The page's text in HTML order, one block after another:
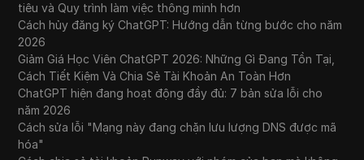
tiêu và Quy trình làm việc thông minh hơn
Cách hủy đăng ký ChatGPT: Hướng dẫn từng bước cho năm
2026
Giảm Giá Học Viên ChatGPT 2026: Những Gì Đang Tồn Tại,
Cách Tiết Kiệm Và Chia Sẻ Tài Khoản An Toàn Hơn
ChatGPT hiện đang hoạt động đầy đủ: 7 bản sửa lỗi cho
năm 2026
Cách sửa lỗi "Mạng này đang chặn lưu lượng DNS được mã
hóa"